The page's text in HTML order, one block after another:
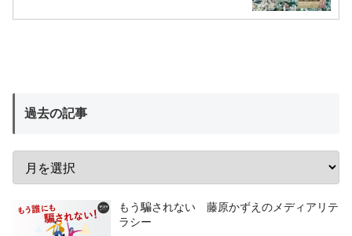
過去の記事
もう騙されない 藤原かずえのメディアリテ
ラシー